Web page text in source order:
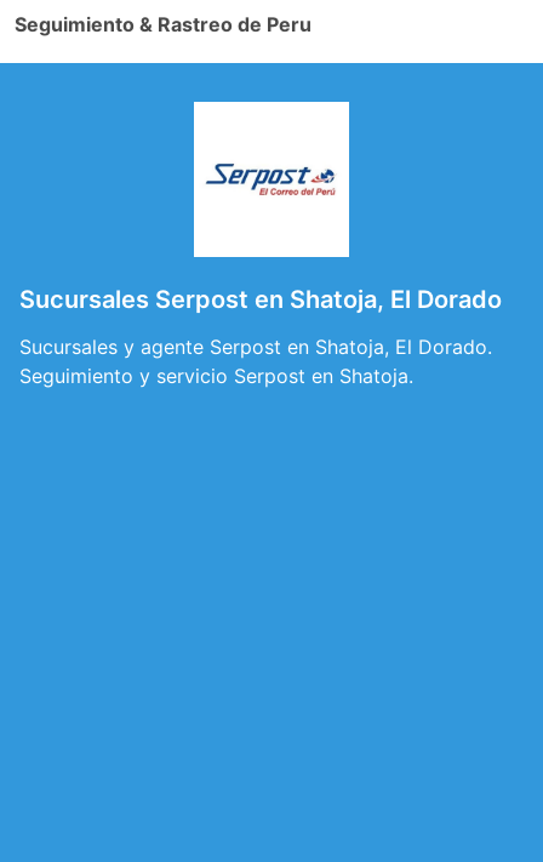
Seguimiento & Rastreo de Peru
Sucursales Serpost en Shatoja, El Dorado
Sucursales y agente Serpost en Shatoja, El Dorado.
Seguimiento y servicio Serpost en Shatoja.